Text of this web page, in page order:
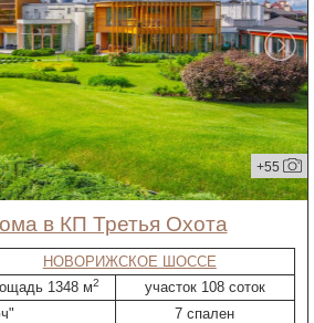
+55
в КП Третья Охота
НОВОРИЖСКОЕ ШОССЕ
1348 м2
участок 108 соток
7 спален